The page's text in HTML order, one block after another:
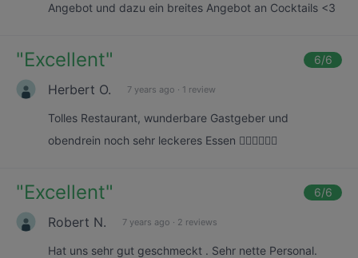
Angebot und dazu ein breites Angebot an Cocktails <3
"Excellent" 6/6
Herbert O. 7 years ago · 1 review
Tolles Restaurant, wunderbare Gastgeber und
obendrein noch sehr leckeres Essen 👍🏻👍🏻👍🏻
"Excellent" 6/6
Robert N. 7 years ago · 2 reviews
Hat uns sehr gut geschmeckt . Sehr nette Personal.